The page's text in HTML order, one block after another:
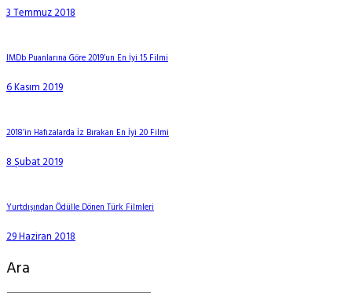
3 Temmuz 2018
IMDb Puanlarına Göre 2019’un En İyi 15 Filmi
6 Kasım 2019
2018’in Hafızalarda İz Bırakan En İyi 20 Filmi
8 Şubat 2019
Yurtdışından Ödülle Dönen Türk Filmleri
29 Haziran 2018
Ara